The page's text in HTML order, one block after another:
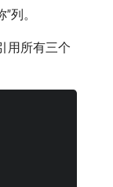
列。
用所有三个